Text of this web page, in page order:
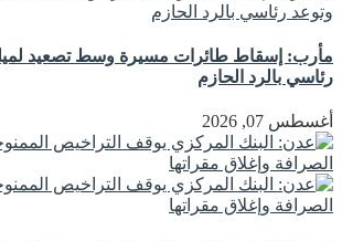
مأرب: إسقاط طائرات مسيرة وسط تصعيد
رئاسي بالرد الحازم
أغسطس 07, 2026